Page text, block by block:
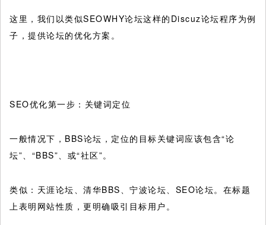
这里，我们以类似SEOWHY论坛这样的Discuz论坛程序为例
子，提供论坛的优化方案。
SEO优化第一步：关键词定位
一般情况下，BBS论坛，定位的目标关键词应该包含“论
坛”、“BBS”、或“社区”。
类似：天涯论坛、清华BBS、宁波论坛、SEO论坛。在标题
上表明网站性质，更明确吸引目标用户。